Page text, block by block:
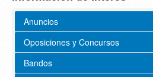
Anuncios
Oposiciones y Concursos
Bandos